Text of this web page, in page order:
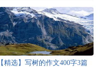
【精选】写树的作文400字3篇